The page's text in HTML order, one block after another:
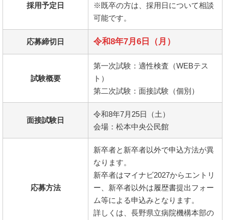
採用予定日
※既卒の方は、採用日について相談
可能です。
応募締切日 令和8年7月6日（月）
試験概要
第一次試験：適性検査（WEBテス
ト）
第二次試験：面接試験（個別）
面接試験日
令和8年7月25日（土）
会場：松本中央公民館
応募方法
新卒者と新卒者以外で申込方法が異
なります。
新卒者はマイナビ2027からエントリ
ー、新卒者以外は履歴書提出フォー
ム等による申込みとなります。
詳しくは、長野県立病院機構本部の